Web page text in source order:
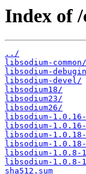
Index of
../
libsodium-common/
libsodium-
libsodium-devel/
libsodium18/
libsodium23/
libsodium26/
libsodium-
libsodium-
libsodium-
libsodium-
libsodium-
libsodium-
sha512.sum